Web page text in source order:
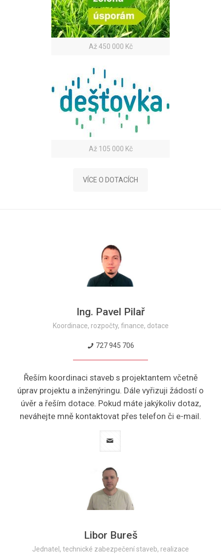
Až 450 000 Kč
Až 105 000 Kč
VÍCE O DOTACÍCH
Ing. Pavel Pilař
Koordinace, rozpočty, finance, dotace
727 945 706
Řeším koordinaci staveb s projektantem včetně
úprav projektu a inženýringu. Dále vyřizuji žádostí o
úvěr a řeším dotace. Pokud máte jakýkoliv dotaz,
neváhejte mně kontaktovat přes telefon či e-mail.
Libor Bureš
Jednatel, technické zabezpečení staveb, realizace